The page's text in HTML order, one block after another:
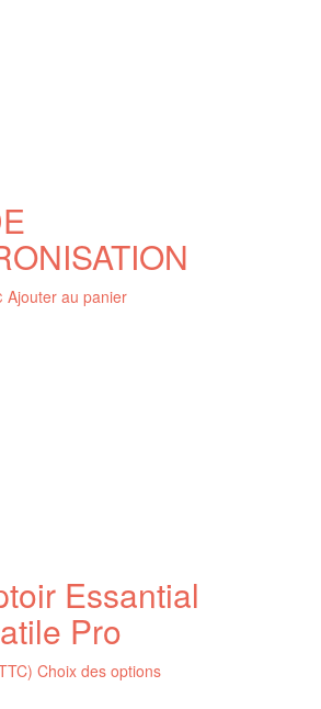
Ajouter au panier
Essantial
Pro
Choix des options